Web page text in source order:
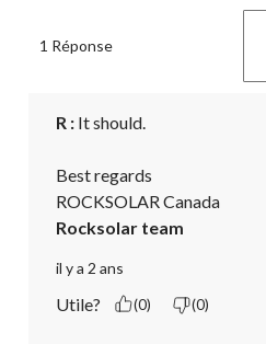
1 Réponse
R : It should.
Best regards
ROCKSOLAR Canada
Rocksolar team
il y a 2 ans
Utile? (0) (0)